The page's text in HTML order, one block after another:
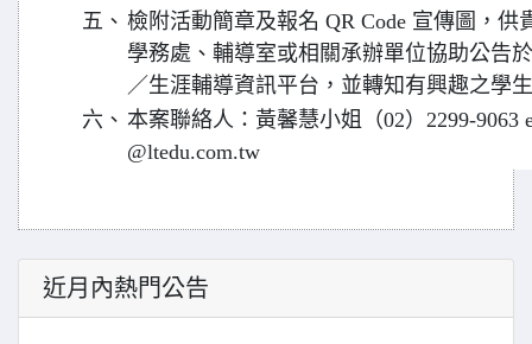
五、 檢附活動簡章及報名 QR Code 宣傳圖，
學務處、輔導室或相關承辦單位協助公告
／生涯輔導資訊平台，並轉知有興趣之學
六、 本案聯絡人：黃馨慧小姐（02）2299-9063
@ltedu.com.tw
近月內熱門公告